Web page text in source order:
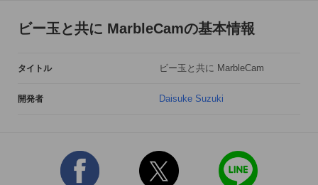
でみませんか?
- 人や物、一輪の花など
地平線などの境界線は画面の中央付近を通るようにすると、ビ
ー玉内外のコントラストが生まれやすくて効果的。
ビー玉と共に MarbleCamの基本情報
タイトル ビー玉と共に MarbleCam
開発者 Daisuke Suzuki